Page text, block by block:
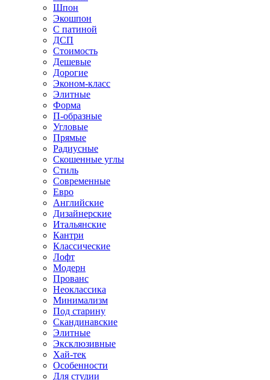
Шпон
Экошпон
С патиной
ДСП
Стоимость
Дешевые
Дорогие
Эконом-класс
Элитные
Форма
П-образные
Угловые
Прямые
Радиусные
Скошенные углы
Стиль
Современные
Евро
Английские
Дизайнерские
Итальянские
Кантри
Классические
Лофт
Модерн
Прованс
Неоклассика
Минимализм
Под старину
Скандинавские
Элитные
Эксклюзивные
Хай-тек
Особенности
Для студии